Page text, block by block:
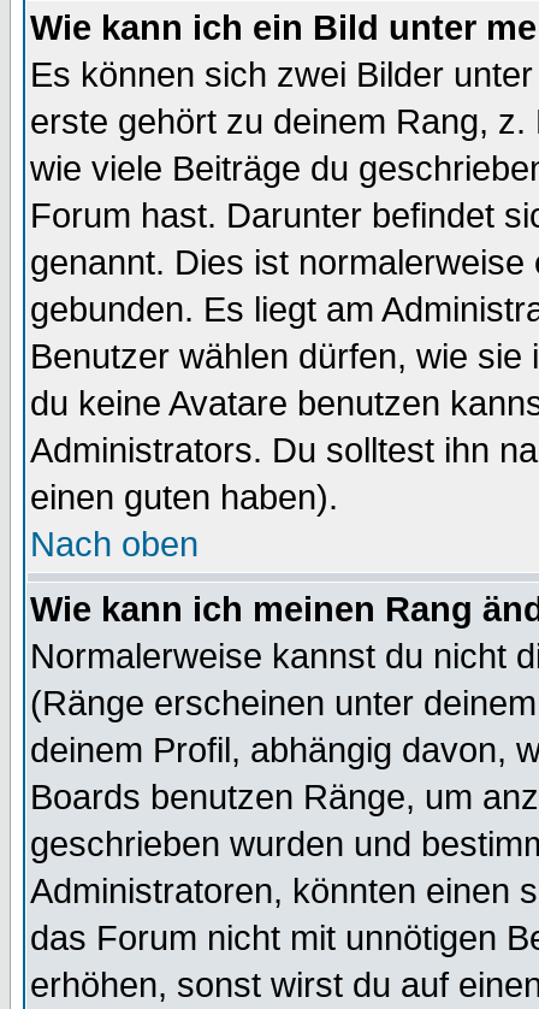
Wie kann ich ein Bild unter
Es können sich zwei Bilder
erste gehört zu deinem Rang,
wie viele Beiträge du
Forum hast. Darunter befindet
genannt. Dies ist
gebunden. Es liegt am
Benutzer wählen dürfen, wie
du keine Avatare benutzen
Administrators. Du solltest ihn
einen guten haben).
Nach oben
Wie kann ich meinen Rang
Normalerweise kannst du nicht
(Ränge erscheinen unter
deinem Profil, abhängig davon,
Boards benutzen Ränge, um
geschrieben wurden und
Administratoren, könnten einen
das Forum nicht mit unnötigen
erhöhen, sonst wirst du auf